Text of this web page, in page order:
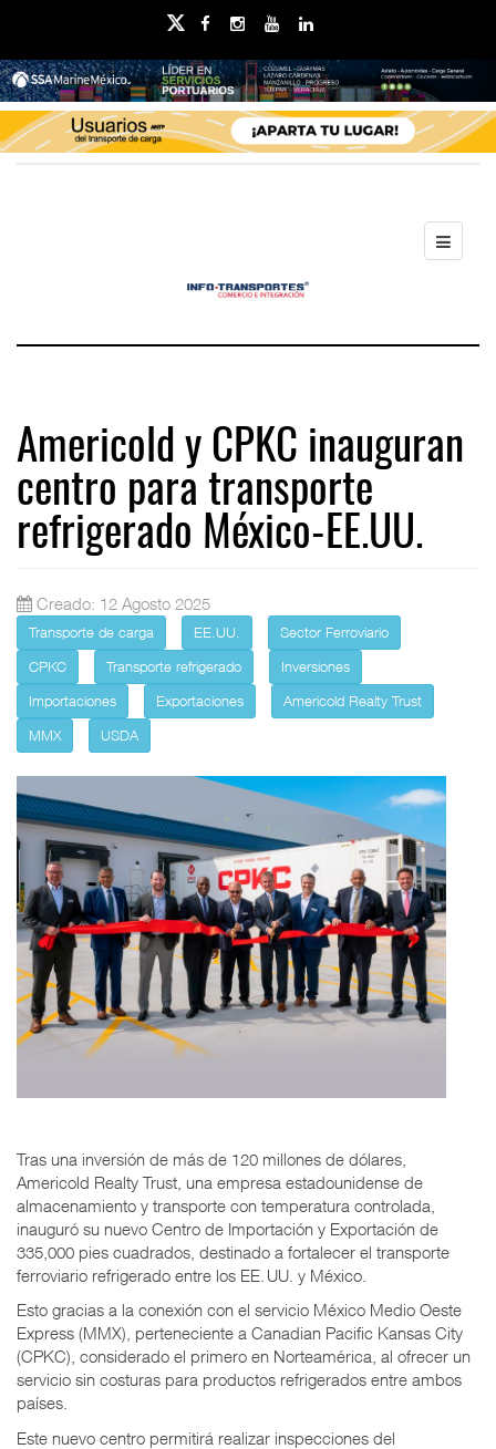
Americold y CPKC inauguran
centro para transporte
refrigerado México-EE.UU.
Creado: 12 Agosto 2025
Transporte de carga EE.UU.
Sector Ferroviario
CPKC
Transporte refrigerado
Inversiones
Importaciones
Exportaciones
Americold Realty Trust
MMX
USDA
Tras una inversión de más de 120 millones de dólares,
Americold Realty Trust, una empresa estadounidense de
almacenamiento y transporte con temperatura controlada,
inauguró su nuevo Centro de Importación y Exportación de
335,000 pies cuadrados, destinado a fortalecer el transporte
ferroviario refrigerado entre los EE. UU. y México.
Esto gracias a la conexión con el servicio México Medio Oeste
Express (MMX), perteneciente a Canadian Pacific Kansas City
(CPKC), considerado el primero en Norteamérica, al ofrecer un
servicio sin costuras para productos refrigerados entre ambos
países.
Este nuevo centro permitirá realizar inspecciones del